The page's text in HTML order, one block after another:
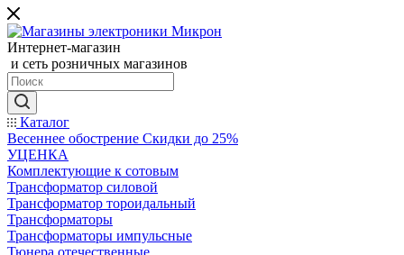
Интернет-магазин
и сеть розничных магазинов
Каталог
Весеннее обострение Скидки до 25%
УЦЕНКА
Комплектующие к сотовым
Трансформатор силовой
Трансформатор тороидальный
Трансформаторы
Трансформаторы импульсные
Тюнера отечественные